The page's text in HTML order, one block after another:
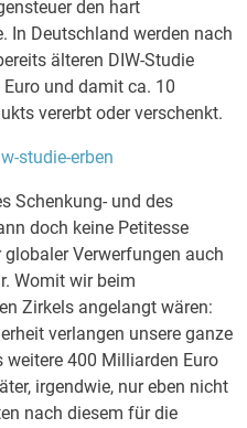
den hart
In Deutschland werden nach
älteren DIW-Studie
und damit ca. 10
vererbt oder verschenkt.
studie-erben
Schenkung- und des
doch keine Petitesse
Verwerfungen auch
Womit wir beim
Zirkels angelangt wären:
verlangen unsere ganze
400 Milliarden Euro
irgendwie, nur eben nicht
nach diesem für die